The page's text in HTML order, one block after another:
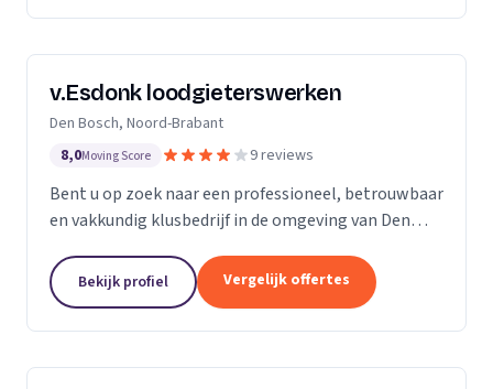
v.Esdonk loodgieterswerken
Den Bosch, Noord-Brabant
8,0Moving Score 9 reviews
Bent u op zoek naar een professioneel, betrouwbaar
en vakkundig klusbedrijf in de omgeving van Den
zowel particulieren als bedrijven kunnen wij...
Bekijk profiel Vergelijk offertes